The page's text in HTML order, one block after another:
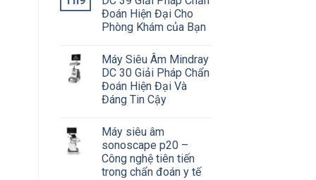
Đoán Hiện Đại Cho
Phòng Khám của Bạn
Máy Siêu Âm Mindray
DC 30 Giải Pháp Chẩn
Đoán Hiện Đại Và
Đáng Tin Cậy
Máy siêu âm
sonoscape p20 –
Công nghệ tiên tiến
trong chẩn đoán y tế